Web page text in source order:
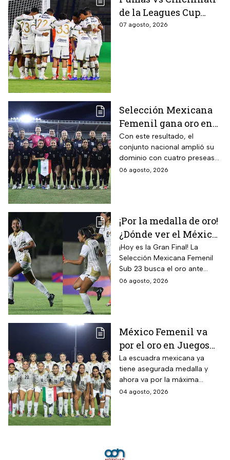
de la Leagues Cup
2026 es pospuesto
07 agosto, 2026
Selección Mexicana
Femenil gana oro en
Juegos
Centroamericanos; el
camino de México a la
gloria
Con este resultado, el
conjunto nacional amplió su
dominio con cuatro preseas
doradas de forma
06 agosto, 2026
¡Por la medalla de oro!
¿Dónde ver el México
vs Colombia Femenil?
Así puedes seguir la
Gran Final EN VIVO
¡Hoy es la Gran Final! La
Selección Mexicana Femenil
Sub 23 busca el oro ante
Colombia en los Juegos
06 agosto, 2026
México Femenil va
por el oro en Juegos
Centroamericanos; ya
conoce a su rival
La escuadra mexicana ya
tiene asegurada medalla y
ahora va por la máxima
presea en los Juegos
04 agosto, 2026